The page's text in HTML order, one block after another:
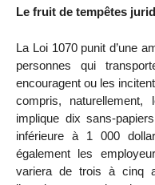
Le fruit de tempêtes
La Loi 1070 punit d’une
personnes qui
encouragent ou les
compris, naturellement,
implique dix sans-
inférieure à 1 000
également les
variera de trois à cinq